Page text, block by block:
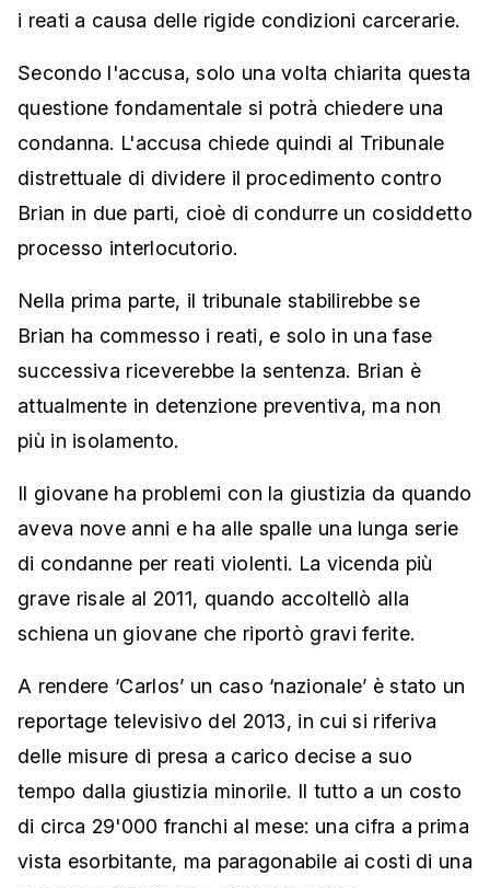
i reati a causa delle rigide condizioni carcerarie.
Secondo l'accusa, solo una volta chiarita questa
questione fondamentale si potrà chiedere una
condanna. L'accusa chiede quindi al Tribunale
distrettuale di dividere il procedimento contro
Brian in due parti, cioè di condurre un cosiddetto
processo interlocutorio.
Nella prima parte, il tribunale stabilirebbe se
Brian ha commesso i reati, e solo in una fase
successiva riceverebbe la sentenza. Brian è
attualmente in detenzione preventiva, ma non
più in isolamento.
Il giovane ha problemi con la giustizia da quando
aveva nove anni e ha alle spalle una lunga serie
di condanne per reati violenti. La vicenda più
grave risale al 2011, quando accoltellò alla
schiena un giovane che riportò gravi ferite.
A rendere ‘Carlos’ un caso ‘nazionale’ è stato un
reportage televisivo del 2013, in cui si riferiva
delle misure di presa a carico decise a suo
tempo dalla giustizia minorile. Il tutto a un costo
di circa 29'000 franchi al mese: una cifra a prima
vista esorbitante, ma paragonabile ai costi di una